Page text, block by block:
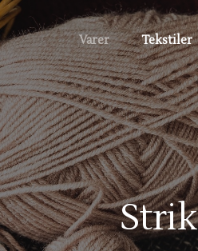
Varer Tekstiler
Strik